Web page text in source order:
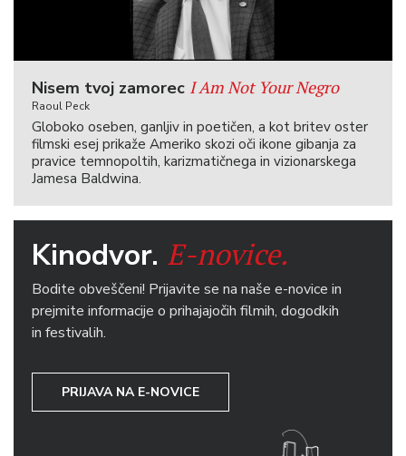
Nisem tvoj zamorec I Am Not Your Negro
Raoul Peck
Globoko oseben, ganljiv in poetičen, a kot britev oster
filmski esej prikaže Ameriko skozi oči ikone gibanja za
pravice temnopoltih, karizmatičnega in vizionarskega
Jamesa Baldwina.
Kinodvor. E-novice.
Bodite obveščeni! Prijavite se na naše e-novice in
prejmite informacije o prihajajočih filmih, dogodkih
in festivalih.
PRIJAVA NA E-NOVICE